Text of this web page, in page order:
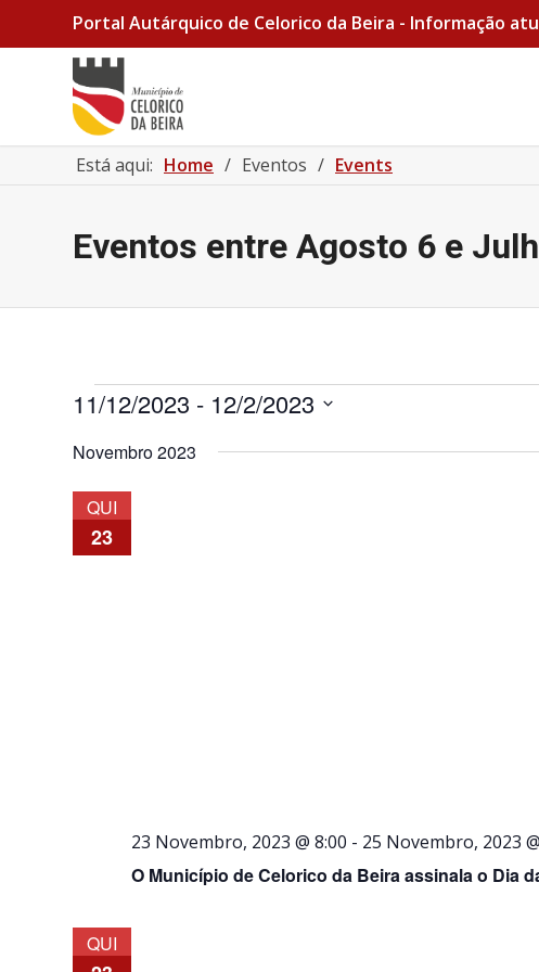
Portal Autárquico de Celorico da Beira - Informação
Está aqui: Home / Eventos / Events
Eventos entre Agosto 6 e
Eventos
11/12/2023 - 12/2/2023
a
data.
Novembro 2023
QUI
23
O Município de Celorico da Beira assinala o Dia
23 Novembro, 2023 @ 8:00 - 25 Novembro, 2023
QUI